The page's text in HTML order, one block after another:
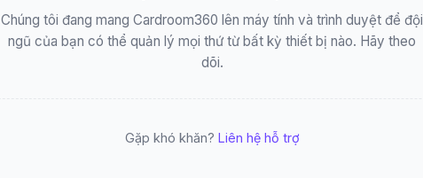
Chúng tôi đang mang Cardroom360 lên máy tính và trình duyệt để đội
ngũ của bạn có thể quản lý mọi thứ từ bất kỳ thiết bị nào. Hãy theo
dõi.
Gặp khó khăn? Liên hệ hỗ trợ